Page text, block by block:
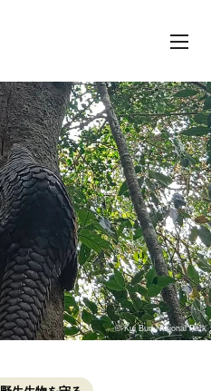
toggle
© Kui Buri National Park